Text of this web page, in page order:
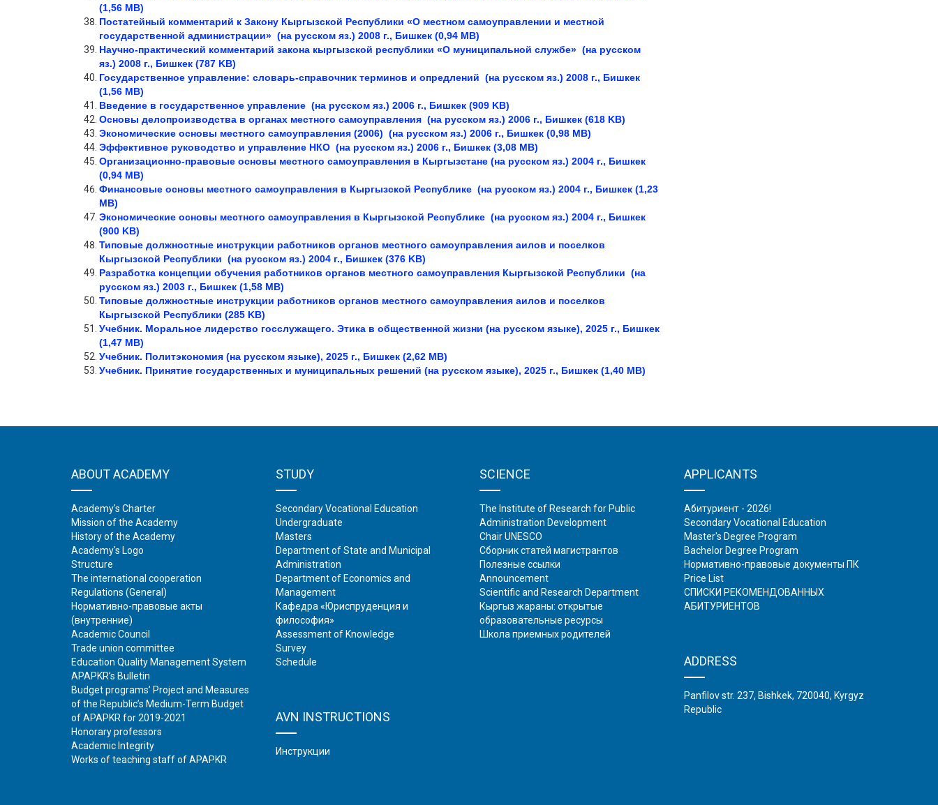
(1,56 MB)
Постатейный комментарий к Закону Кыргызской Республики «О местном самоуправлении и местной
государственной администрации» (на русском яз.) 2008 г., Бишкек (0,94 MB)
Научно-практический комментарий закона кыргызской республики «О муниципальной службе» (на русском
яз.) 2008 г., Бишкек (787 KB)
Государственное управление: словарь-справочник терминов и опредлений (на русском яз.) 2008 г., Бишкек
(1,56 MB)
Введение в государственное управление (на русском яз.) 2006 г., Бишкек (909 KB)
Основы делопроизводства в органах местного самоуправления (на русском яз.) 2006 г., Бишкек (618 KB)
Экономические основы местного самоуправления (2006) (на русском яз.) 2006 г., Бишкек (0,98 MB)
Эффективное руководство и управление НКО (на русском яз.) 2006 г., Бишкек (3,08 MB)
Организационно-правовые основы местного самоуправления в Кыргызстане (на русском яз.) 2004 г., Бишкек
(0,94 MB)
Финансовые основы местного самоуправления в Кыргызской Республике (на русском яз.) 2004 г., Бишкек (1,23
MB)
Экономические основы местного самоуправления в Кыргызской Республике (на русском яз.) 2004 г., Бишкек
(900 KB)
Типовые должностные инструкции работников органов местного самоуправления аилов и поселков
Кыргызской Республики (на русском яз.) 2004 г., Бишкек (376 KB)
Разработка концепции обучения работников органов местного самоуправления Кыргызской Республики (на
русском яз.) 2003 г., Бишкек (1,58 MB)
Типовые должностные инструкции работников органов местного самоуправления аилов и поселков
Кыргызской Республики (285 KB)
Учебник. Моральное лидерство госслужащего. Этика в общественной жизни (на русском языке), 2025 г., Бишкек
(1,47 MB)
Учебник. Политэкономия (на русском языке), 2025 г., Бишкек (2,62 MB)
Учебник. Принятие государственных и муниципальных решений (на русском языке), 2025 г., Бишкек (1,40 MB)
ABOUT ACADEMY
Academy's Charter
Mission of the Academy
History of the Academy
Academy's Logo
Structure
The international cooperation
Regulations (General)
Нормативно-правовые акты
(внутренние)
Academic Council
Trade union committee
Education Quality Management System
APAPKR’s Bulletin
Budget programs’ Project and Measures
of the Republic’s Medium-Term Budget
of APAPKR for 2019-2021
Honorary professors
Academic Integrity
Works of teaching staff of APAPKR
STUDY
Secondary Vocational Education
Undergraduate
Masters
Department of State and Municipal
Administration
Department of Economics and
Management
Кафедра «Юриспруденция и
философия»
Assessment of Knowledge
Survey
Schedule
AVN INSTRUCTIONS
Инструкции
SCIENCE
The Institute of Research for Public
Administration Development
Chair UNESCO
Сборник статей магистрантов
Полезные ссылки
Аnnouncement
Scientific and Research Department
Кыргыз жараны: открытые
образовательные ресурсы
Школа приемных родителей
APPLICANTS
Абитуриент - 2026!
Secondary Vocational Education
Master's Degree Program
Bachelor Degree Program
Нормативно-правовые документы ПК
Price List
СПИСКИ РЕКОМЕНДОВАННЫХ
АБИТУРИЕНТОВ
ADDRESS
Panfilov str. 237, Bishkek, 720040, Kyrgyz
Republic